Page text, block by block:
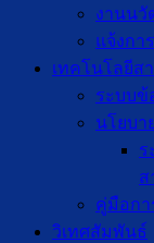
งานนวั
แจ้งกา
เทคโนโลยีส
ระบบข้
นโยบา
ร
ส
คู่มือกา
วิเทศสัมพันธ์